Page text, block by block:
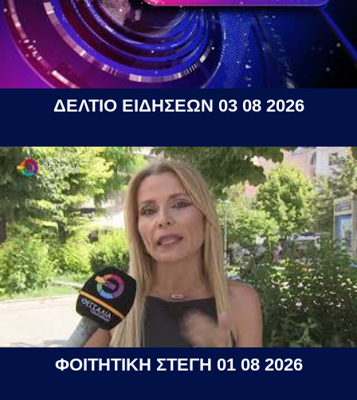
ΔΕΛΤΙΟ ΕΙΔΗΣΕΩΝ 03 08 2026
ΦΟΙΤΗΤΙΚΗ ΣΤΕΓΗ 01 08 2026